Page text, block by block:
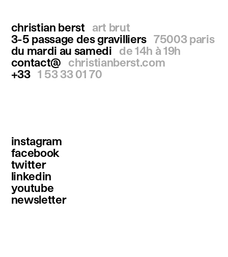
christian berst
art brut
3-5 passage des gravilliers 75003 paris
du mardi au samedi
de 14h à 19h
contact@
christianberst.com
+33 1 53 33 01 70
instagram
facebook
twitter
linkedin
youtube
newsletter